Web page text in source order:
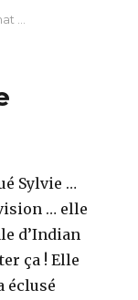
...
Sylvie …
… elle
d’Indian
ça ! Elle
éclusé